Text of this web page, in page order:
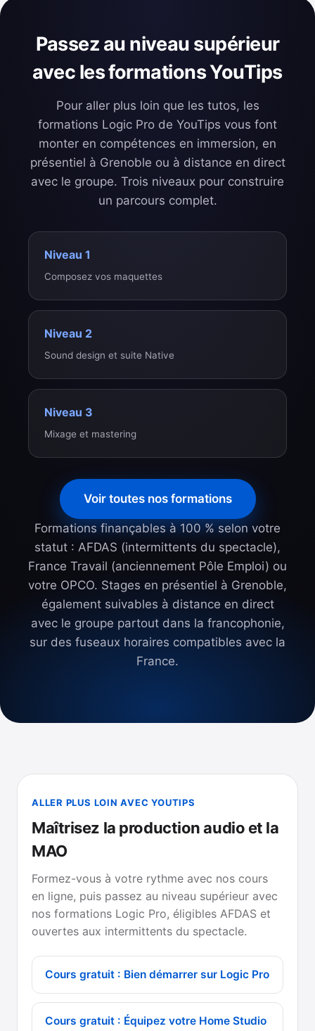
Passez au niveau supérieur
avec les formations YouTips
Pour aller plus loin que les tutos, les
formations Logic Pro de YouTips vous font
monter en compétences en immersion, en
présentiel à Grenoble ou à distance en direct
avec le groupe. Trois niveaux pour construire
un parcours complet.
Niveau 1
Composez vos maquettes
Niveau 2
Sound design et suite Native
Niveau 3
Mixage et mastering
Voir toutes nos formations
Formations finançables à 100 % selon votre
statut : AFDAS (intermittents du spectacle),
France Travail (anciennement Pôle Emploi) ou
votre OPCO. Stages en présentiel à Grenoble,
également suivables à distance en direct
avec le groupe partout dans la francophonie,
sur des fuseaux horaires compatibles avec la
France.
ALLER PLUS LOIN AVEC YOUTIPS
Maîtrisez la production audio et la
MAO
Formez-vous à votre rythme avec nos cours
en ligne, puis passez au niveau supérieur avec
nos formations Logic Pro, éligibles AFDAS et
ouvertes aux intermittents du spectacle.
Cours gratuit : Bien démarrer sur Logic Pro
Cours gratuit : Équipez votre Home Studio